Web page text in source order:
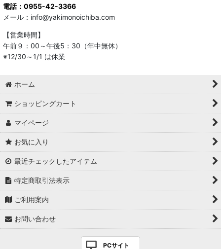
電話：0955-42-3366
メール：info@yakimonoichiba.com
【営業時間】
午前９：00～午後5：30（年中無休）
※12/30～1/1 は休業
ホーム
ショッピングカート
マイページ
お気に入り
最近チェックしたアイテム
特定商取引法表示
ご利用案内
お問い合わせ
PCサイト